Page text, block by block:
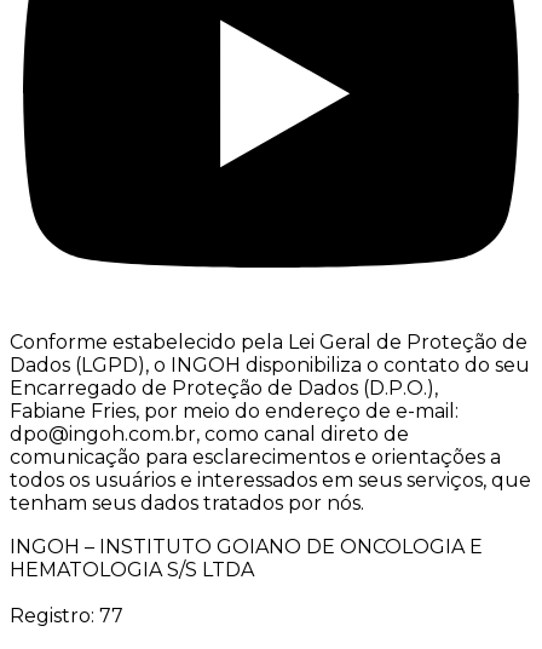
Conforme estabelecido pela Lei Geral de Proteção de
Dados (LGPD), o INGOH disponibiliza o contato do seu
Encarregado de Proteção de Dados (D.P.O.),
Fabiane Fries, por meio do endereço de e-mail:
dpo@ingoh.com.br, como canal direto de
comunicação para esclarecimentos e orientações a
todos os usuários e interessados em seus serviços, que
tenham seus dados tratados por nós.
INGOH – INSTITUTO GOIANO DE ONCOLOGIA E
HEMATOLOGIA S/S LTDA
Registro: 77